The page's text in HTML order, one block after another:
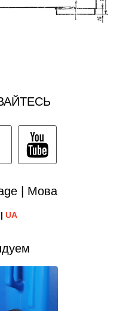
| Мова
UA